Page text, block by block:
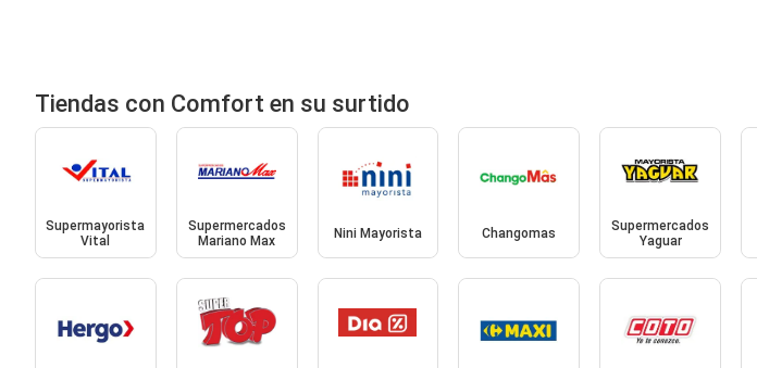
Tiendas con Comfort en su surtido
Supermayorista
Vital
Supermercados
Mariano Max
Nini Mayorista Changomas
Supermercados
Yaguar